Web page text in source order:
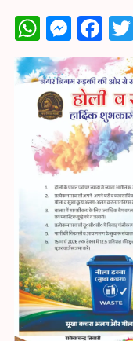
W
ha
ts
A
pp
M
es
se
ng
er
Fa
ce
bo
ok